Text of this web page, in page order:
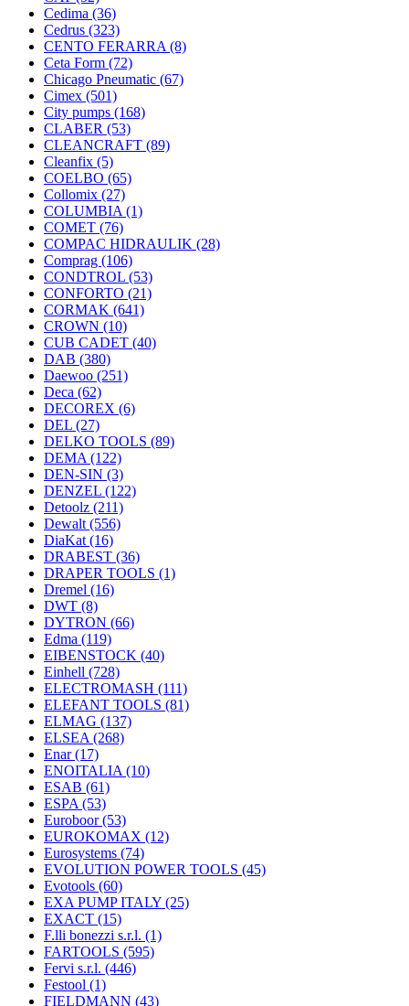
Cedima (36)
Cedrus (323)
CENTO FERARRA (8)
Ceta Form (72)
Chicago Pneumatic (67)
Cimex (501)
City pumps (168)
CLABER (53)
CLEANCRAFT (89)
Cleanfix (5)
COELBO (65)
Collomix (27)
COLUMBIA (1)
COMET (76)
COMPAC HIDRAULIK (28)
Comprag (106)
CONDTROL (53)
CONFORTO (21)
CORMAK (641)
CROWN (10)
CUB CADET (40)
DAB (380)
Daewoo (251)
Deca (62)
DECOREX (6)
DEL (27)
DELKO TOOLS (89)
DEMA (122)
DEN-SIN (3)
DENZEL (122)
Detoolz (211)
Dewalt (556)
DiaKat (16)
DRABEST (36)
DRAPER TOOLS (1)
Dremel (16)
DWT (8)
DYTRON (66)
Edma (119)
EIBENSTOCK (40)
Einhell (728)
ELECTROMASH (111)
ELEFANT TOOLS (81)
ELMAG (137)
ELSEA (268)
Enar(17)
ENOITALIA (10)
ESAB (61)
ESPA (53)
Euroboor(53)
EUROKOMAX (12)
Eurosystems (74)
EVOLUTION POWER TOOLS (45)
Evotools (60)
EXA PUMP ITALY (25)
EXACT (15)
F.lli bonezzi s.r.l. (1)
FARTOOLS (595)
Fervi s.r.l. (446)
Festool (1)
FIELDMANN (43)